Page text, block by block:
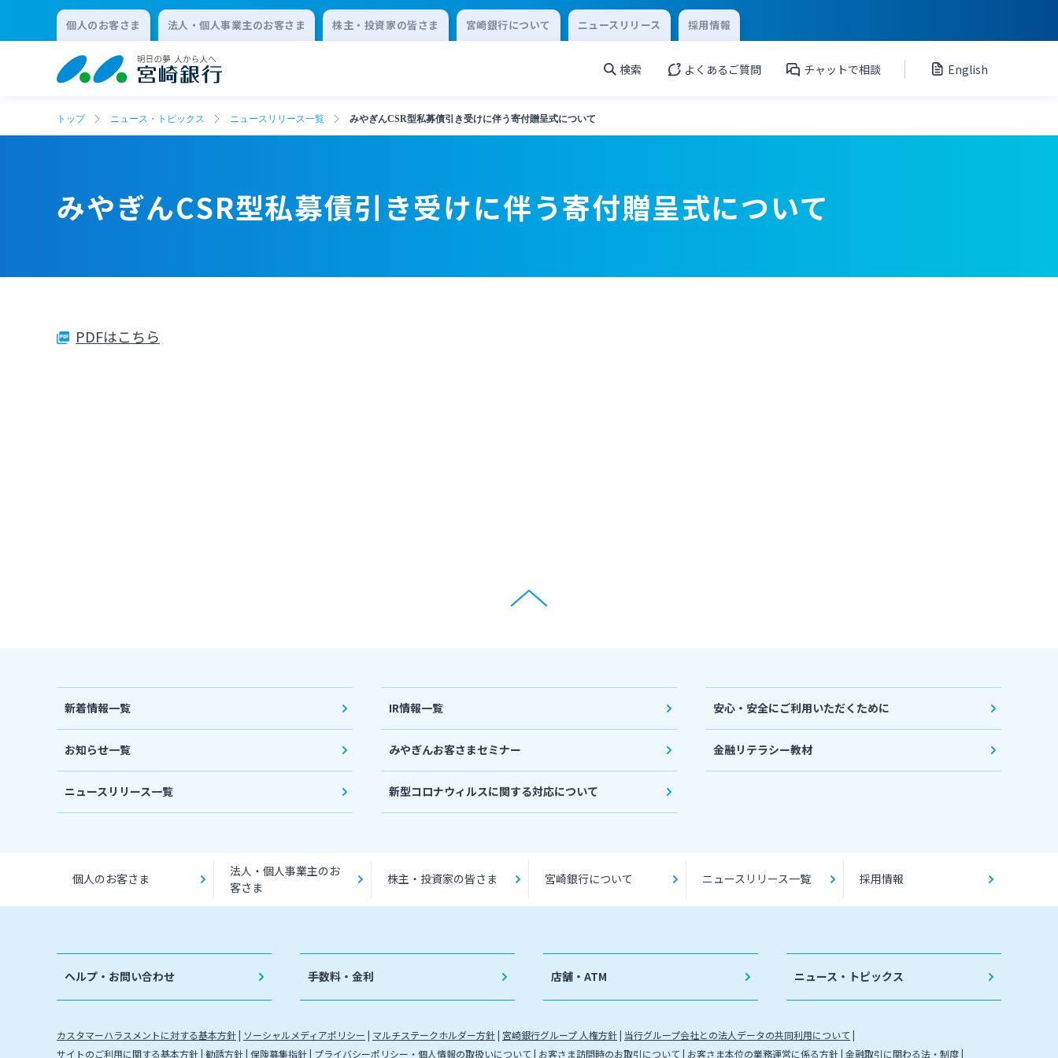
個人のお客さま 法人・個人事業主のお客さま 株主・投資家の皆さま 宮崎銀行について ニュースリリース 採用情報
検索 よくあるご質問 チャットで相談 English
トップ ニュース・トピックス ニュースリリース一覧 みやぎんCSR型私募債引き受けに伴う寄付贈呈式について
みやぎんCSR型私募債引き受けに伴う寄付贈呈式について
PDFはこちら
新着情報一覧
お知らせ一覧
ニュースリリース一覧
IR情報一覧
みやぎんお客さまセミナー
新型コロナウィルスに関する対応について
安心・安全にご利用いただくために
金融リテラシー教材
個人のお客さま
法人・個人事業主のお
客さま
株主・投資家の皆さま 宮崎銀行について ニュースリリース一覧 採用情報
ヘルプ・お問い合わせ 手数料・金利 店舗・ATM ニュース・トピックス
カスタマーハラスメントに対する基本方針 ソーシャルメディアポリシー マルチステークホルダー方針 宮崎銀行グループ 人権方針 当行グループ会社との法人データの共同利用について
サイトのご利用に関する基本方針 勧誘方針 保険募集指針 プライバシーポリシー・個人情報の取扱いについて お客さま訪問時のお取引について お客さま本位の業務運営に係る方針 金融取引に関わる法・制度